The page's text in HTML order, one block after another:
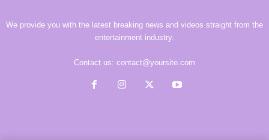
We provide you with the latest breaking news and videos straight from the
entertainment industry.
Contact us: contact@yoursite.com